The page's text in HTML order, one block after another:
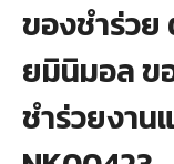
บทความ
ของชำร่วย
ยมินิมอล ข
ชำร่วยงา